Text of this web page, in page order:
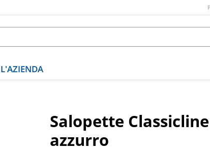
L'AZIENDA
Salopette
azzurro